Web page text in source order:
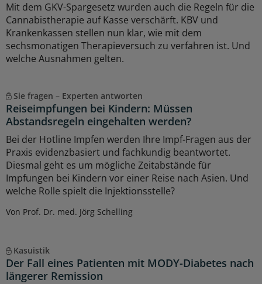
Mit dem GKV-Spargesetz wurden auch die Regeln für die
Cannabistherapie auf Kasse verschärft. KBV und
Krankenkassen stellen nun klar, wie mit dem
sechsmonatigen Therapieversuch zu verfahren ist. Und
welche Ausnahmen gelten.
Sie fragen – Experten antworten
Reiseimpfungen bei Kindern: Müssen
Abstandsregeln eingehalten werden?
Bei der Hotline Impfen werden Ihre Impf-Fragen aus der
Praxis evidenzbasiert und fachkundig beantwortet.
Diesmal geht es um mögliche Zeitabstände für
Impfungen bei Kindern vor einer Reise nach Asien. Und
welche Rolle spielt die Injektionsstelle?
Von Prof. Dr. med. Jörg Schelling
Kasuistik
Der Fall eines Patienten mit MODY-Diabetes nach
längerer Remission